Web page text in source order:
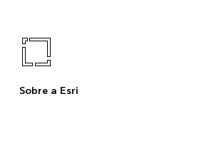
Sobre a Esri